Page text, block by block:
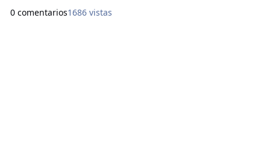
los años de actividad y la cantidad de crímenes que
0 comentarios1686 vistas